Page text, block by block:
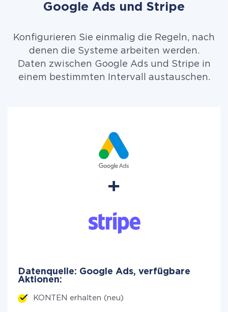
Google Ads und Stripe
Konfigurieren Sie einmalig die Regeln, nach
denen die Systeme arbeiten werden.
Daten zwischen Google Ads und Stripe in
einem bestimmten Intervall austauschen.
Datenquelle: Google Ads, verfügbare
Aktionen:
KONTEN erhalten (neu)